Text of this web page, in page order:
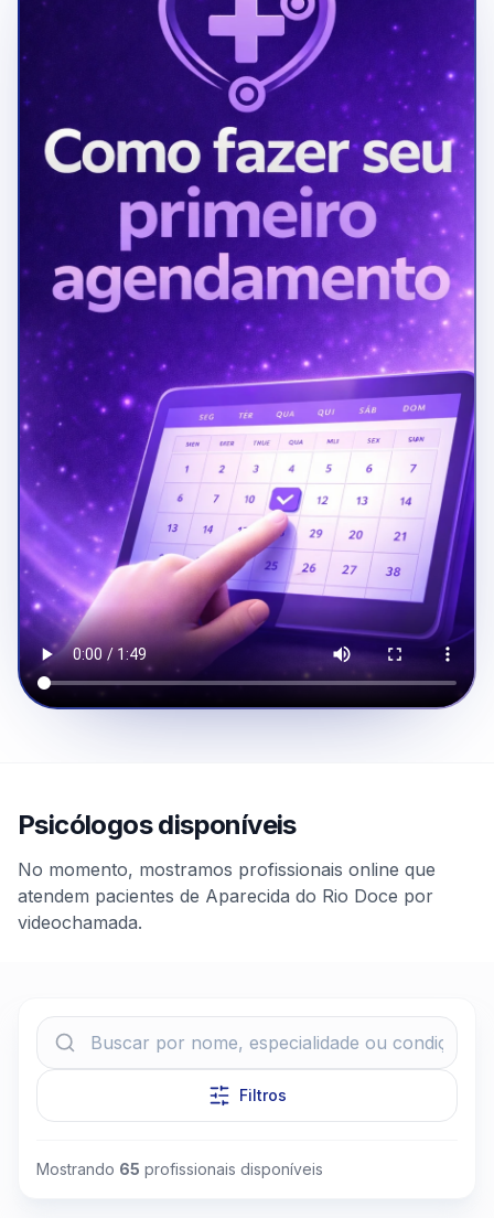
Psicólogos disponíveis
No momento, mostramos profissionais online que
atendem pacientes de Aparecida do Rio Doce por
videochamada.
Filtros
Mostrando 65 profissionais disponíveis